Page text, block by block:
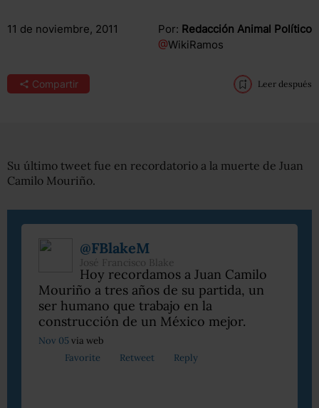
11 de noviembre, 2011 Por: Redacción Animal Político
@WikiRamos
Compartir Leer después
Su último tweet fue en recordatorio a la muerte de Juan
Camilo Mouriño.
@FBlakeM
José Francisco Blake
Hoy recordamos a Juan Camilo
Mouriño a tres años de su partida, un
ser humano que trabajo en la
construcción de un México mejor.
Nov 05via web
Favorite
Retweet Reply